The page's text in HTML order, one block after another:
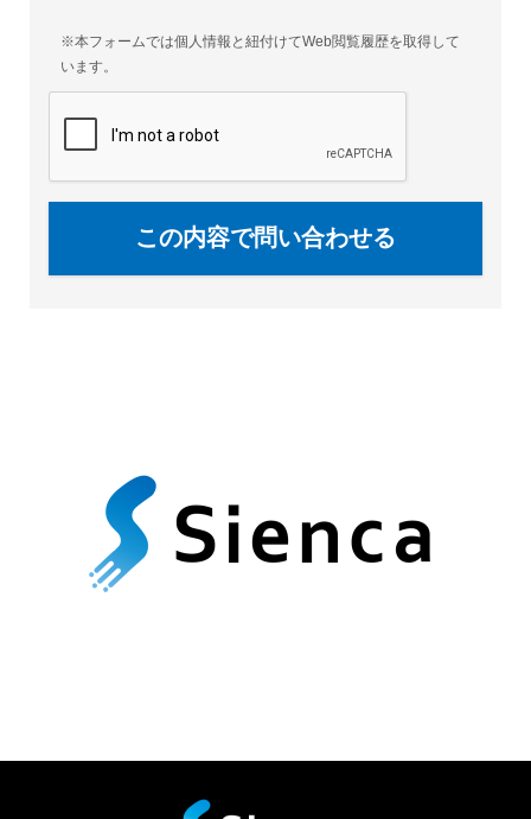
※本フォームでは個人情報と紐付けてWeb閲覧履歴を取得して
います。
この内容で問い合わせる